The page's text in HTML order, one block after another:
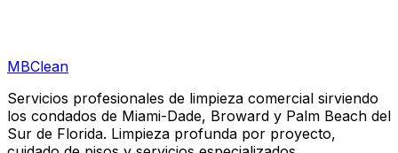
MBClean
Servicios profesionales de limpieza comercial sirviendo
los condados de Miami-Dade, Broward y Palm Beach del
Sur de Florida. Limpieza profunda por proyecto,